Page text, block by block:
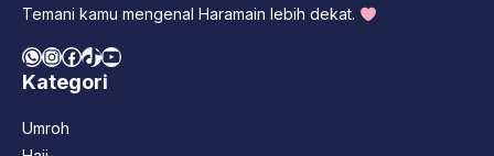
Temani kamu mengenal Haramain lebih dekat.
WhatsApp
Instagram
Facebook
TikTok
YouTube
Kategori
Umroh